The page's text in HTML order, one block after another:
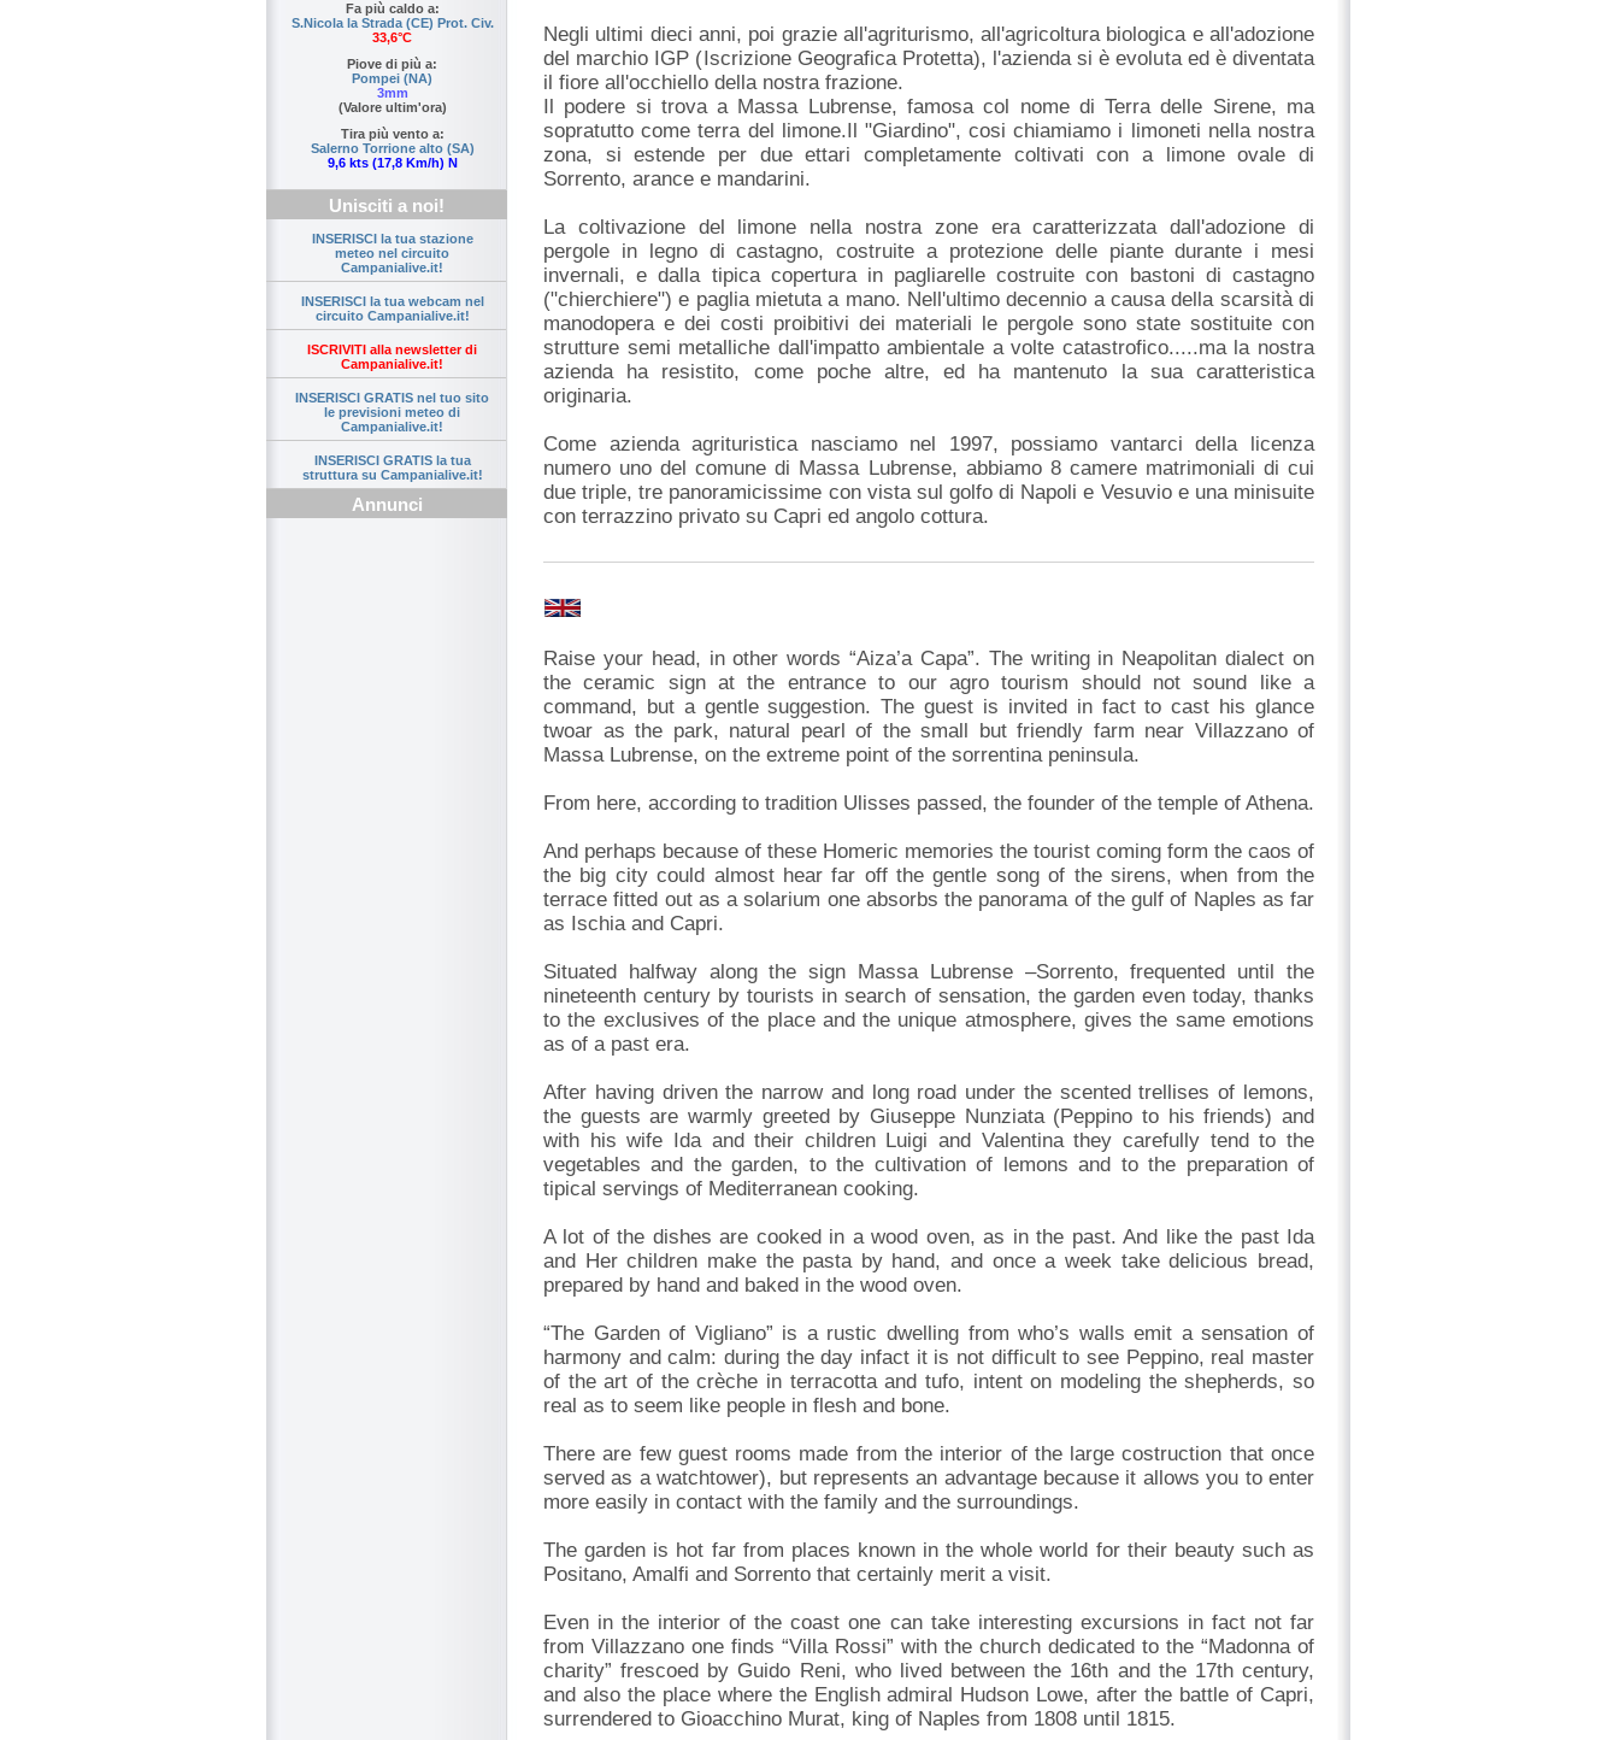
Fa più caldo a:
S.Nicola la Strada (CE) Prot. Civ.
33,6°C
Piove di più a:
Pompei (NA)
3mm
(Valore ultim'ora)
Tira più vento a:
Salerno Torrione alto (SA)
9,6 kts (17,8 Km/h) N
Unisciti a noi!
INSERISCI la tua stazione
meteo nel circuito
Campanialive.it!
INSERISCI la tua webcam nel
circuito Campanialive.it!
ISCRIVITI alla newsletter di
Campanialive.it!
INSERISCI GRATIS nel tuo sito
le previsioni meteo di
Campanialive.it!
INSERISCI GRATIS la tua
struttura su Campanialive.it!
Annunci
Negli ultimi dieci anni, poi grazie all'agriturismo, all'agricoltura biologica e all'adozione
del marchio IGP (Iscrizione Geografica Protetta), l'azienda si è evoluta ed è diventata
il fiore all'occhiello della nostra frazione.
Il podere si trova a Massa Lubrense, famosa col nome di Terra delle Sirene, ma
sopratutto come terra del limone.Il "Giardino", cosi chiamiamo i limoneti nella nostra
zona, si estende per due ettari completamente coltivati con a limone ovale di
Sorrento, arance e mandarini.
La coltivazione del limone nella nostra zone era caratterizzata dall'adozione di
pergole in legno di castagno, costruite a protezione delle piante durante i mesi
invernali, e dalla tipica copertura in pagliarelle costruite con bastoni di castagno
("chierchiere") e paglia mietuta a mano. Nell'ultimo decennio a causa della scarsità di
manodopera e dei costi proibitivi dei materiali le pergole sono state sostituite con
strutture semi metalliche dall'impatto ambientale a volte catastrofico.....ma la nostra
azienda ha resistito, come poche altre, ed ha mantenuto la sua caratteristica
originaria.
Come azienda agrituristica nasciamo nel 1997, possiamo vantarci della licenza
numero uno del comune di Massa Lubrense, abbiamo 8 camere matrimoniali di cui
due triple, tre panoramicissime con vista sul golfo di Napoli e Vesuvio e una minisuite
con terrazzino privato su Capri ed angolo cottura.
Raise your head, in other words “Aiza’a Capa”. The writing in Neapolitan dialect on
the ceramic sign at the entrance to our agro tourism should not sound like a
command, but a gentle suggestion. The guest is invited in fact to cast his glance
twoar as the park, natural pearl of the small but friendly farm near Villazzano of
Massa Lubrense, on the extreme point of the sorrentina peninsula.
From here, according to tradition Ulisses passed, the founder of the temple of Athena.
And perhaps because of these Homeric memories the tourist coming form the caos of
the big city could almost hear far off the gentle song of the sirens, when from the
terrace fitted out as a solarium one absorbs the panorama of the gulf of Naples as far
as Ischia and Capri.
Situated halfway along the sign Massa Lubrense –Sorrento, frequented until the
nineteenth century by tourists in search of sensation, the garden even today, thanks
to the exclusives of the place and the unique atmosphere, gives the same emotions
as of a past era.
After having driven the narrow and long road under the scented trellises of lemons,
the guests are warmly greeted by Giuseppe Nunziata (Peppino to his friends) and
with his wife Ida and their children Luigi and Valentina they carefully tend to the
vegetables and the garden, to the cultivation of lemons and to the preparation of
tipical servings of Mediterranean cooking.
A lot of the dishes are cooked in a wood oven, as in the past. And like the past Ida
and Her children make the pasta by hand, and once a week take delicious bread,
prepared by hand and baked in the wood oven.
“The Garden of Vigliano” is a rustic dwelling from who’s walls emit a sensation of
harmony and calm: during the day infact it is not difficult to see Peppino, real master
of the art of the crèche in terracotta and tufo, intent on modeling the shepherds, so
real as to seem like people in flesh and bone.
There are few guest rooms made from the interior of the large costruction that once
served as a watchtower), but represents an advantage because it allows you to enter
more easily in contact with the family and the surroundings.
The garden is hot far from places known in the whole world for their beauty such as
Positano, Amalfi and Sorrento that certainly merit a visit.
Even in the interior of the coast one can take interesting excursions in fact not far
from Villazzano one finds “Villa Rossi” with the church dedicated to the “Madonna of
charity” frescoed by Guido Reni, who lived between the 16th and the 17th century,
and also the place where the English admiral Hudson Lowe, after the battle of Capri,
surrendered to Gioacchino Murat, king of Naples from 1808 until 1815.